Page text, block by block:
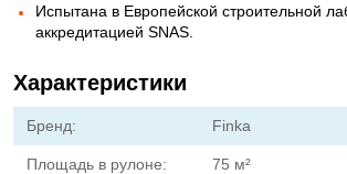
Испытана в Европейской строительной
аккредитацией SNAS.
Характеристики
Бренд: Finka
Площадь в рулоне: 75 м²